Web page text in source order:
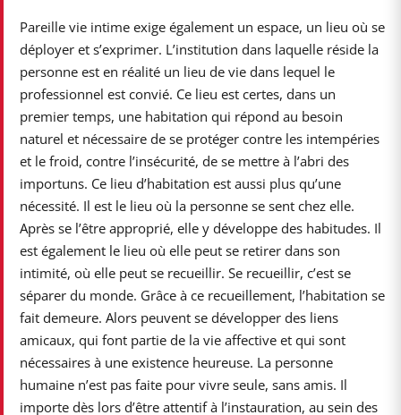
Pareille vie intime exige également un espace, un lieu où se
déployer et s’exprimer. L’institution dans laquelle réside la
personne est en réalité un lieu de vie dans lequel le
professionnel est convié. Ce lieu est certes, dans un
premier temps, une habitation qui répond au besoin
naturel et nécessaire de se protéger contre les intempéries
et le froid, contre l’insécurité, de se mettre à l’abri des
importuns. Ce lieu d’habitation est aussi plus qu’une
nécessité. Il est le lieu où la personne se sent chez elle.
Après se l’être approprié, elle y développe des habitudes. Il
est également le lieu où elle peut se retirer dans son
intimité, où elle peut se recueillir. Se recueillir, c’est se
séparer du monde. Grâce à ce recueillement, l’habitation se
fait demeure. Alors peuvent se développer des liens
amicaux, qui font partie de la vie affective et qui sont
nécessaires à une existence heureuse. La personne
humaine n’est pas faite pour vivre seule, sans amis. Il
importe dès lors d’être attentif à l’instauration, au sein des